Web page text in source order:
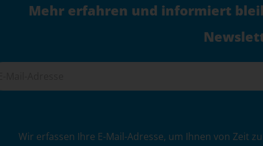
Mehr erfahren und informiert
Wir erfassen Ihre E-Mail-Adresse, um Ihnen von Zeit